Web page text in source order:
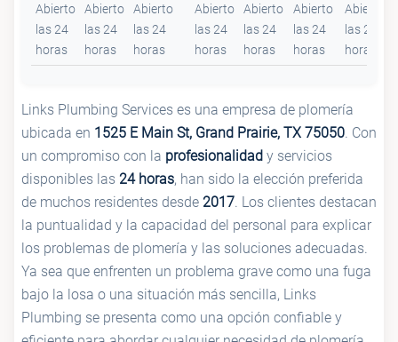
Abierto
las 24
horas
Abierto
las 24
horas
Abierto
las 24
horas
Abierto
las 24
horas
Abierto
las 24
horas
Abierto
las 24
horas
Abierto
las 24
horas
Links Plumbing Services es una empresa de plomería
ubicada en 1525 E Main St, Grand Prairie, TX 75050. Con
un compromiso con la profesionalidad y servicios
disponibles las 24 horas, han sido la elección preferida
de muchos residentes desde 2017. Los clientes destacan
la puntualidad y la capacidad del personal para explicar
los problemas de plomería y las soluciones adecuadas.
Ya sea que enfrenten un problema grave como una fuga
bajo la losa o una situación más sencilla, Links
Plumbing se presenta como una opción confiable y